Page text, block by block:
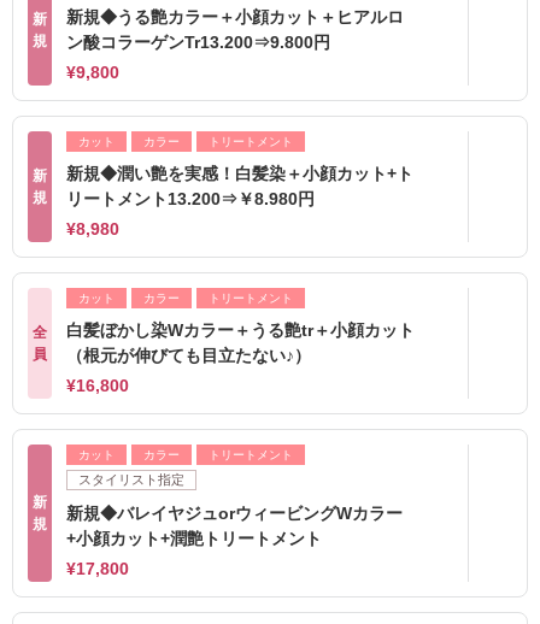
新
規
新規◆うる艶カラー＋小顔カット＋ヒアルロ
ン酸コラーゲンTr13.200⇒9.800円
¥9,800
新
規
カット カラー トリートメント
新規◆潤い艶を実感！白髪染＋小顔カット+ト
リートメント13.200⇒￥8.980円
¥8,980
全
員
カット カラー トリートメント
白髪ぼかし染Wカラー＋うる艶tr＋小顔カット
（根元が伸びても目立たない♪）
¥16,800
新
規
カット カラー トリートメント
スタイリスト指定
新規◆バレイヤジュorウィービングWカラー
+小顔カット+潤艶トリートメント
¥17,800